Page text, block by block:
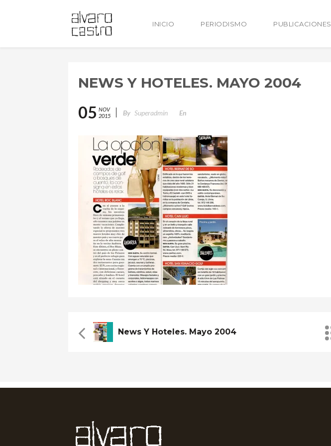
INICIO PERIODISMO PUBLICACIONES
NEWS Y HOTELES. MAYO 2004
05 NOV
2015
By Superadmin En
News Y Hoteles. Mayo 2004